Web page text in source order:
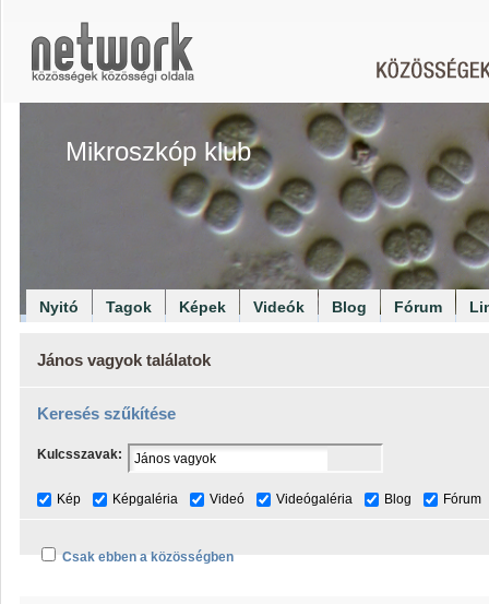
Mikroszkóp klub
Nyitó Tagok Képek Videók Blog Fórum
János vagyok találatok
Keresés szűkítése
Kulcsszavak:
Kép Képgaléria Videó Videógaléria Blog Fórum
Csak ebben a közösségben